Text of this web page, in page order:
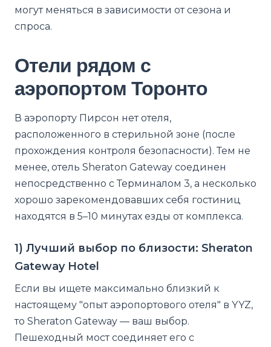
могут меняться в зависимости от сезона и
спроса.
Отели рядом с
аэропортом Торонто
В аэропорту Пирсон нет отеля,
расположенного в стерильной зоне (после
прохождения контроля безопасности). Тем не
менее, отель Sheraton Gateway соединен
непосредственно с Терминалом 3, а несколько
хорошо зарекомендовавших себя гостиниц
находятся в 5–10 минутах езды от комплекса.
1) Лучший выбор по близости: Sheraton
Gateway Hotel
Если вы ищете максимально близкий к
настоящему "опыт аэропортового отеля" в YYZ,
то Sheraton Gateway — ваш выбор.
Пешеходный мост соединяет его с